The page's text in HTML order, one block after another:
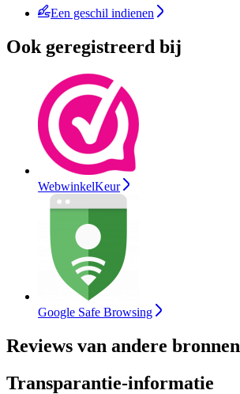
Een geschil indienen
Ook geregistreerd bij
WebwinkelKeur
Google Safe Browsing
Reviews van andere bronnen
Transparantie-informatie